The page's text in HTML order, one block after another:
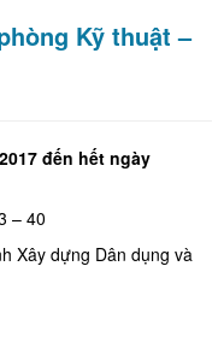
Kỹ thuật –
đến hết ngày
– 40
Xây dựng Dân dụng và